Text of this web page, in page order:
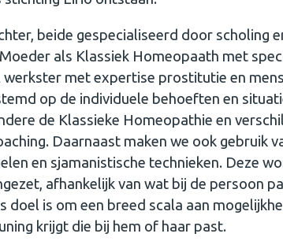
beide gespecialiseerd door scholing
als Klassiek Homeopaath met
met expertise prostitutie en
op de individuele behoeften en
de Klassieke Homeopathie en
Daarnaast maken we ook gebruik
en sjamanistische technieken. Deze
afhankelijk van wat bij de persoon
doel is om een breed scala aan
krijgt die bij hem of haar past.